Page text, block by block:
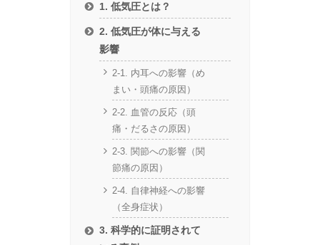
1. 低気圧とは？
2. 低気圧が体に与える
影響
2-1. 内耳への影響（め
まい・頭痛の原因）
2-2. 血管の反応（頭
痛・だるさの原因）
2-3. 関節への影響（関
節痛の原因）
2-4. 自律神経への影響
（全身症状）
3. 科学的に証明されて